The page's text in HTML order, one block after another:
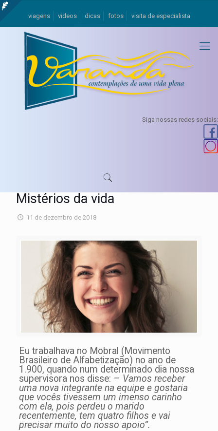
viagens videos dicas fotos visita de especialista
Siga nossas redes sociais:
Mistérios da vida
11 de dezembro de 2018
Eu trabalhava no Mobral (Movimento
Brasileiro de Alfabetização) no ano de
1.900, quando num determinado dia nossa
supervisora nos disse: – Vamos receber
uma nova integrante na equipe e gostaria
que vocês tivessem um imenso carinho
com ela, pois perdeu o marido
recentemente, tem quatro filhos e vai
precisar muito do nosso apoio”.